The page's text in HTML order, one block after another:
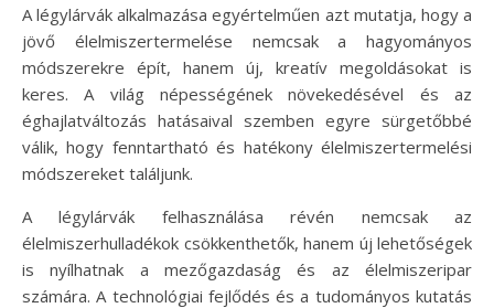
A légylárvák alkalmazása egyértelműen azt mutatja, hogy a
jövő élelmiszertermelése nemcsak a hagyományos
módszerekre épít, hanem új, kreatív megoldásokat is
keres. A világ népességének növekedésével és az
éghajlatváltozás hatásaival szemben egyre sürgetőbbé
válik, hogy fenntartható és hatékony élelmiszertermelési
módszereket találjunk.
A légylárvák felhasználása révén nemcsak az
élelmiszerhulladékok csökkenthetők, hanem új lehetőségek
is nyílhatnak a mezőgazdaság és az élelmiszeripar
számára. A technológiai fejlődés és a tudományos kutatás